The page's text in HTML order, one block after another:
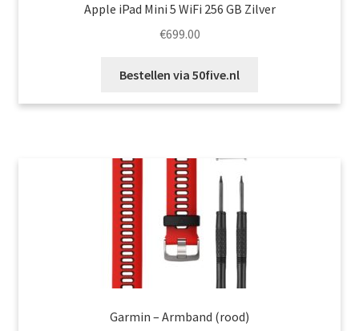
Apple iPad Mini 5 WiFi 256 GB Zilver
€699.00
Bestellen via 50five.nl
Garmin – Armband (rood)